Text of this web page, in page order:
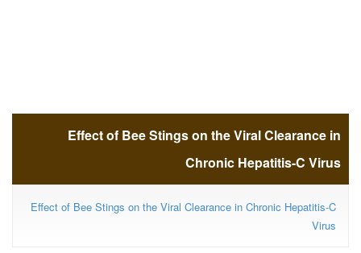
Effect of Bee Stings on the Viral Clearance in
Chronic Hepatitis-C Virus
Effect of Bee Stings on the Viral Clearance in Chronic Hepatitis-C
Virus